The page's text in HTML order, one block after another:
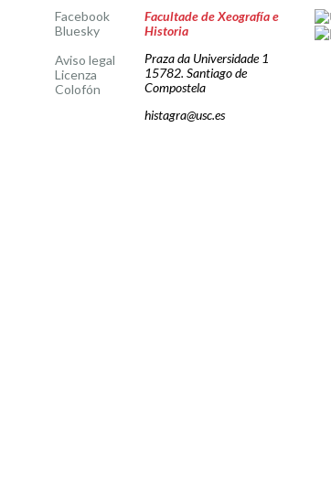
Facebook
Bluesky
Aviso legal
Licenza
Colofón
Facultade de Xeografía e
Historia
Praza da Universidade 1
15782. Santiago de
Compostela
histagra@usc.es